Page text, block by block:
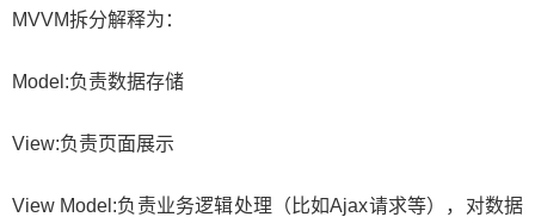
MVVM拆分解释为：
Model:负责数据存储
View:负责页面展示
View Model:负责业务逻辑处理（比如Ajax请求等），对数据